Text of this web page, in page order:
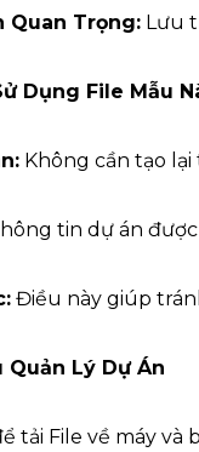
Quan Trọng: Lưu
Dụng File Mẫu
Không cần tạo
tin dự án
Điều này giúp
Quản Lý Dự Án
tải File về máy